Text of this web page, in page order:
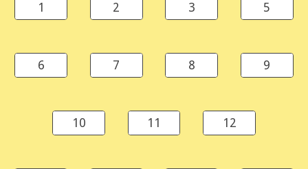
1 2 3 5
6 7 8 9
10 11 12